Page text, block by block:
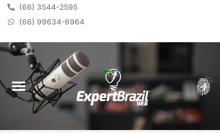
(66) 3544-2595
(66) 99634-6964